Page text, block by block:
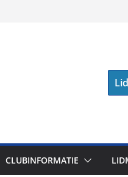
CLUBINFORMATIE